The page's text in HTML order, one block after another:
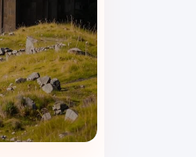
تمام اتاق‌ها به
امکانات هتل